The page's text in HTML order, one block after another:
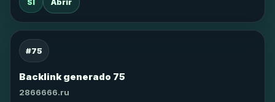
SI Abrir
#75
Backlink generado 75
2866666.ru